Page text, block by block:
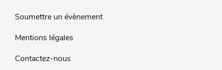
Soumettre un évènement
Mentions légales
Contactez-nous